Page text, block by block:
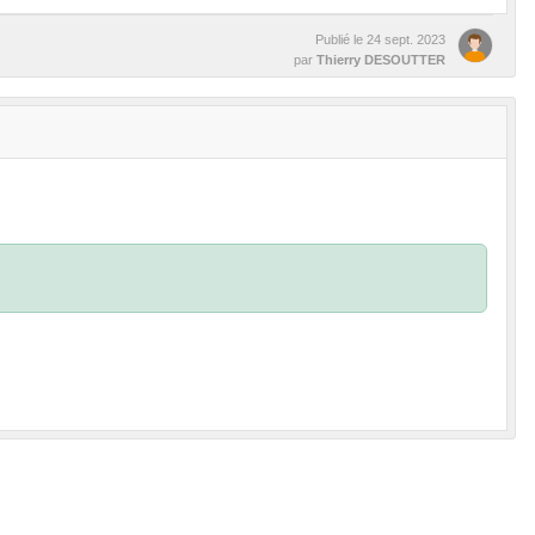
Publié le 24 sept. 2023
par Thierry DESOUTTER